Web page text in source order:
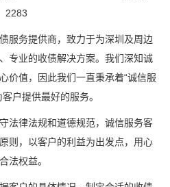
2283
服务提供商，致力于为深圳及周边
专业的收债解决方案。我们深知诚
价值，因此我们一直秉承着“诚信服
户提供最好的服务。
法律法规和道德规范，诚信服务客
则，以客户的利益为出发点，用心
法权益。